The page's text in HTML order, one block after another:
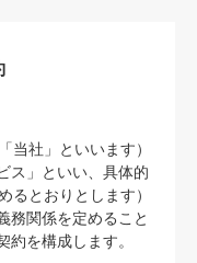
当社」といいます）
ス」といい、具体的
るとおりとします）
務関係を定めること
を構成します。